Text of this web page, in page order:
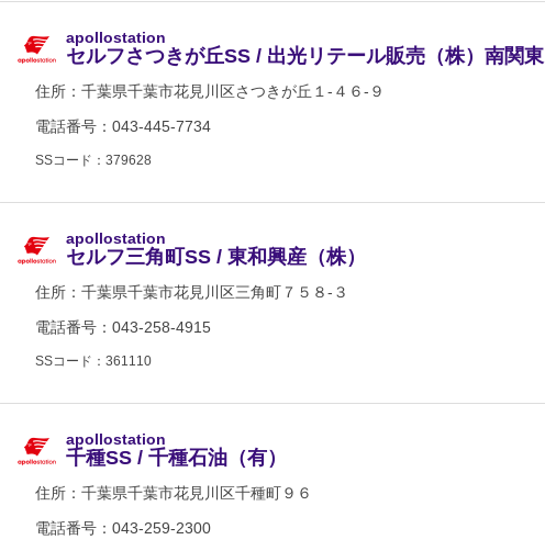
apollostation
セルフさつきが丘SS / 出光リテール販売（株）南関
住所： 千葉県千葉市花見川区さつきが丘１-４６-９
電話番号：043-445-7734
SSコード：379628
apollostation
セルフ三角町SS / 東和興産（株）
住所： 千葉県千葉市花見川区三角町７５８-３
電話番号：043-258-4915
SSコード：361110
apollostation
千種SS / 千種石油（有）
住所： 千葉県千葉市花見川区千種町９６
電話番号：043-259-2300